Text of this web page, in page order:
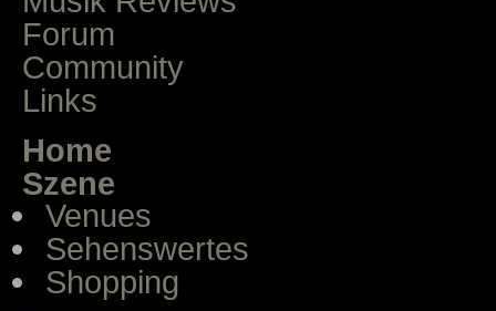
Forum
Community
Links
Home
Szene
Venues
Sehenswertes
Shopping